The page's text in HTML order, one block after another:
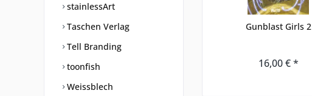
stainlessArt
Taschen Verlag
Tell Branding
toonfish
Weissblech
Gunblast Girls 2
16,00 € *